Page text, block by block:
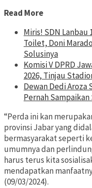
Read More
Miris! SDN Lanbau
Toilet, Doni
Solusinya
Komisi V DPRD
2026, Tinjau
Dewan Dedi
Pernah Sampaikan
“Perda ini kan
provinsi Jabar yang
bermasyarakat seperti
umumnya dan
harus terus kita
mendapatkan
(09/03/2024).